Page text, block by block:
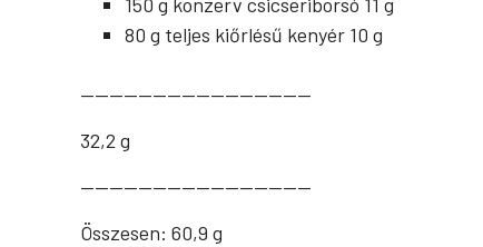
80 g teljes kiőrlésű kenyér 10 g
————————————————
32,2 g
————————————————
Összesen: 60,9 g